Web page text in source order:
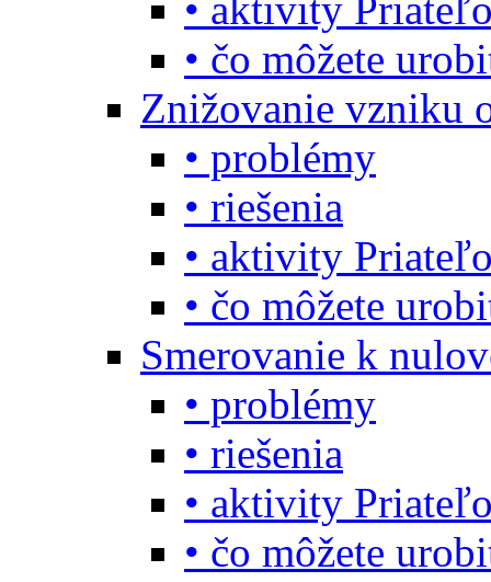
• čo môžete
Znižovanie vzniku
• problémy
• riešenia
• aktivity
• čo môžete
Smerovanie k
• problémy
• riešenia
• aktivity
• čo môžete